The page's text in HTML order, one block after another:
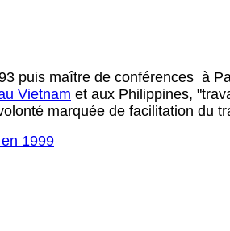
puis maître de conférences à
Vietnam et aux Philippines,
marquée de facilitation du
1999